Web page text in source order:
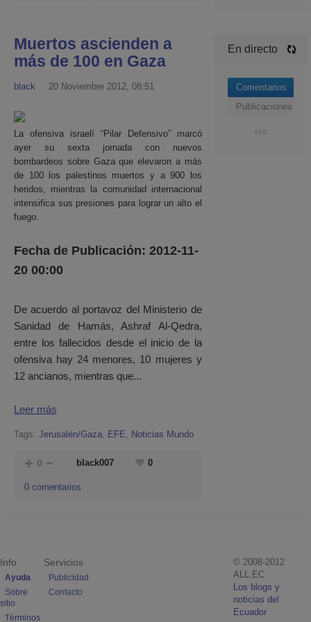
Muertos ascienden a
más de 100 en Gaza
black 20 Noviembre 2012, 08:51
La ofensiva israelí “Pilar Defensivo” marcó
ayer su sexta jornada con nuevos
bombardeos sobre Gaza que elevaron a más
de 100 los palestinos muertos y a 900 los
heridos, mientras la comunidad internacional
intensifica sus presiones para lograr un alto el
fuego.
Fecha de Publicación: 2012-11-
20 00:00
De acuerdo al portavoz del Ministerio de
Sanidad de Hamás, Ashraf Al-Qedra,
entre los fallecidos desde el inicio de la
ofensiva hay 24 menores, 10 mujeres y
12 ancianos, mientras que...
Leer más
Tags: Jerusalén/Gaza, EFE, Noticias Mundo
0 black007 0
0 comentarios
En directo
Comentarios
Publicaciones
Info
Ayuda
Sobre
sitio
Términos
Servicios
Publicidad
Contacto
© 2008-2012
ALL.EC
Los blogs y
noticias del
Ecuador